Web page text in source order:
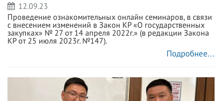
12.09.23
Проведение ознакомительных онлайн семинаров, в связи
с внесением изменений в Закон КР «О государственных
закупках» № 27 от 14 апреля 2022г.» (в редакции Закона
КР от 25 июля 2023г. №147).
Подробнее...